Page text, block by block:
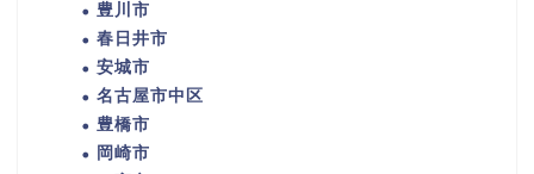
豊川市
春日井市
安城市
名古屋市中区
豊橋市
岡崎市